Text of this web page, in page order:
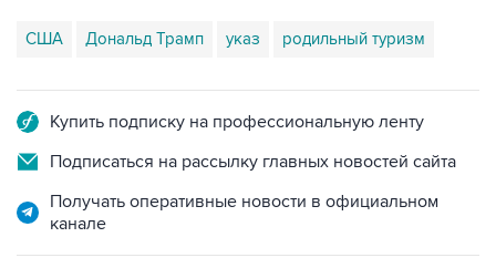
США Дональд Трамп указ родильный туризм
Купить подписку на профессиональную ленту
Подписаться на рассылку главных новостей сайта
Получать оперативные новости в официальном
канале